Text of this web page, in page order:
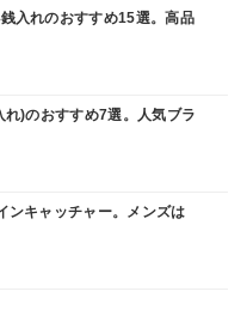
入れのおすすめ15選。高品
)のおすすめ7選。人気ブラ
ンキャッチャー。メンズは